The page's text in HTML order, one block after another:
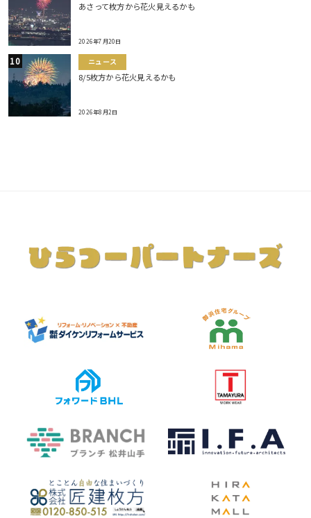
あさって枚方から花火見えるかも
2026年7月20日
ニュース
8/5枚方から花火見えるかも
2026年8月2日